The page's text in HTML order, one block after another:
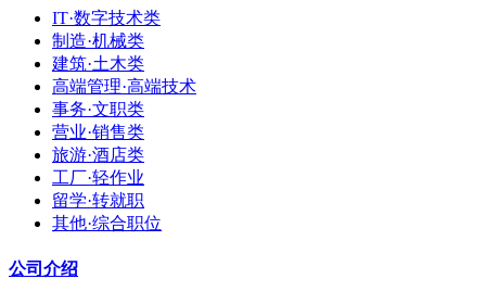
IT·数字技术类
制造·机械类
建筑·土木类
高端管理·高端技术
事务·文职类
营业·销售类
旅游·酒店类
工厂·轻作业
留学·转就职
其他·综合职位
公司介绍